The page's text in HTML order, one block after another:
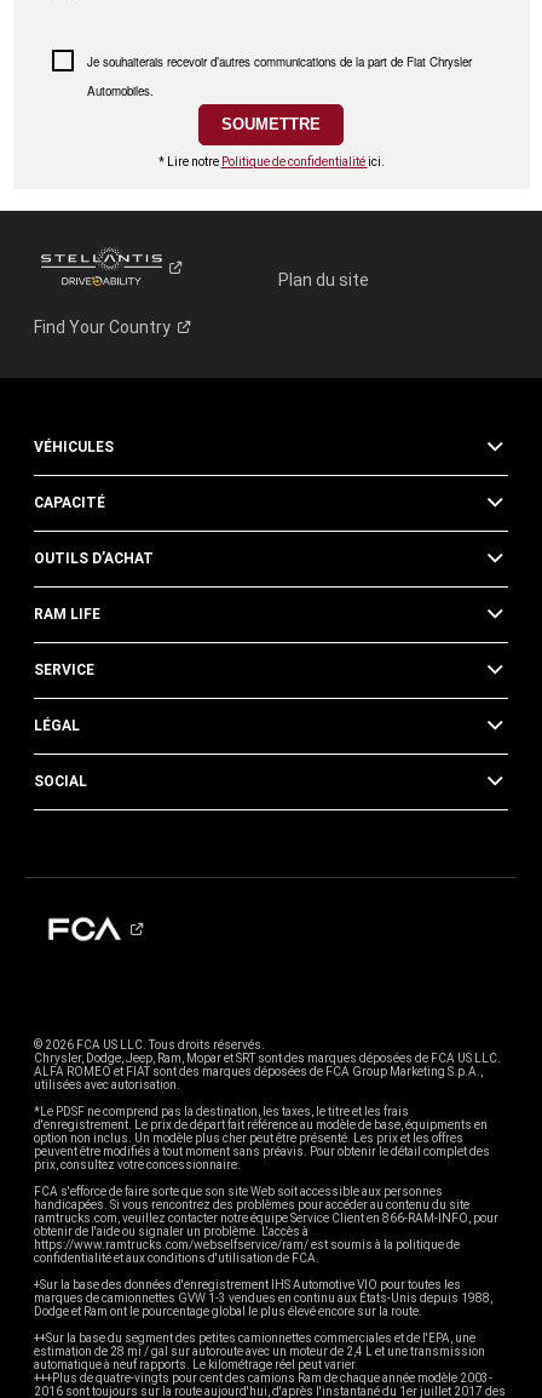
Je souhaiterais recevoir d’autres communications de la part de Fiat Chrysler
Automobiles.
* Lire notre Politique de confidentialitéici.
Plan du site
Find YourCountry
VÉHICULES
CAPACITÉ
OUTILS D’ACHAT
RAM LIFE
SERVICE
LÉGAL
SOCIAL
© 2026 FCA US LLC. Tous droits réservés.
Chrysler, Dodge, Jeep, Ram, Mopar et SRT sont des marques déposées de FCA US LLC.
ALFA ROMEO et FIAT sont des marques déposées de FCA Group Marketing S.p.A.,
utilisées avec autorisation.
*Le PDSF ne comprend pas la destination, les taxes, le titre et les frais
d'enregistrement. Le prix de départ fait référence au modèle de base, équipments en
option non inclus. Un modèle plus cher peut être présenté. Les prix et les offres
peuvent être modifiés à tout moment sans préavis. Pour obtenir le détail complet des
prix, consultez votre concessionnaire.
FCA s'efforce de faire sorte que son site Web soit accessible aux personnes
handicapées. Si vous rencontrez des problèmes pour accéder au contenu du site
ramtrucks.com, veuillez contacter notre équipe Service Client en 866-RAM-INFO, pour
obtenir de l'aide ou signaler un problème. L'accès à
https://www.ramtrucks.com/webselfservice/ram/ est soumis à la politique de
confidentialité et aux conditions d'utilisation de FCA.
+Sur la base des données d'enregistrement IHS Automotive VIO pour toutes les
marques de camionnettes GVW 1-3 vendues en continu aux États-Unis depuis 1988,
Dodge et Ram ont le pourcentage global le plus élevé encore sur la route.
++Sur la base du segment des petites camionnettes commerciales et de l'EPA, une
estimation de 28 mi / gal sur autoroute avec un moteur de 2,4 L et une transmission
automatique à neuf rapports. Le kilométrage réel peut varier.
+++Plus de quatre-vingts pour cent des camions Ram de chaque année modèle 2003-
2016 sont toujours sur la route aujourd'hui, d'après l'instantané du 1er juillet 2017 des